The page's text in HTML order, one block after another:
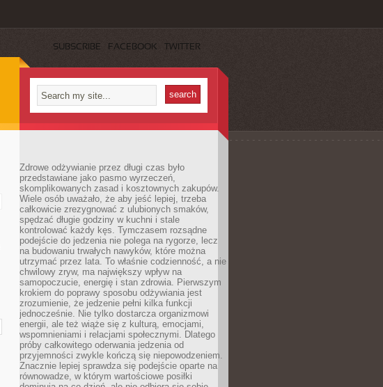
SUBSCRIBE FACEBOOK TWITTER
Zdrowe odżywianie przez długi czas było
przedstawiane jako pasmo wyrzeczeń,
skomplikowanych zasad i kosztownych zakupów.
Wiele osób uważało, że aby jeść lepiej, trzeba
całkowicie zrezygnować z ulubionych smaków,
spędzać długie godziny w kuchni i stale
kontrolować każdy kęs. Tymczasem rozsądne
podejście do jedzenia nie polega na rygorze, lecz
na budowaniu trwałych nawyków, które można
utrzymać przez lata. To właśnie codzienność, a nie
chwilowy zryw, ma największy wpływ na
samopoczucie, energię i stan zdrowia. Pierwszym
krokiem do poprawy sposobu odżywiania jest
zrozumienie, że jedzenie pełni kilka funkcji
jednocześnie. Nie tylko dostarcza organizmowi
energii, ale też wiąże się z kulturą, emocjami,
wspomnieniami i relacjami społecznymi. Dlatego
próby całkowitego oderwania jedzenia od
przyjemności zwykle kończą się niepowodzeniem.
Znacznie lepiej sprawdza się podejście oparte na
równowadze, w którym wartościowe posiłki